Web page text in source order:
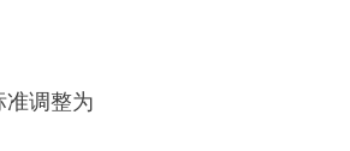
准调整为